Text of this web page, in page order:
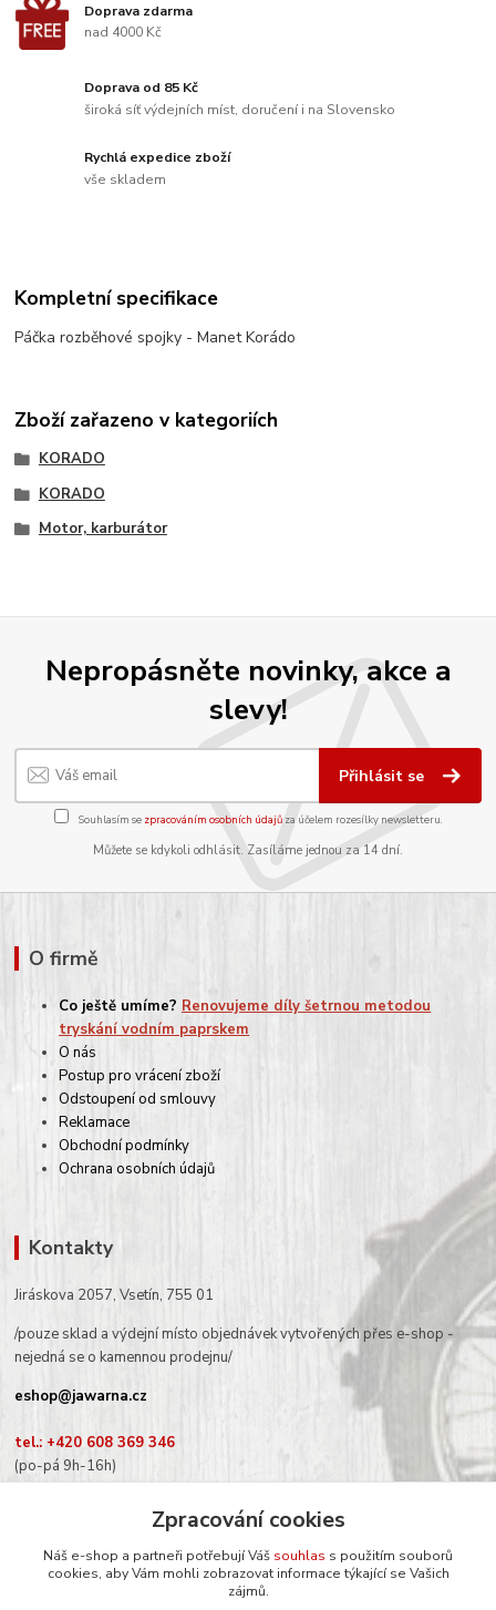
Doprava zdarma
nad 4000 Kč
Doprava od 85 Kč
široká síť výdejních míst, doručení i na Slovensko
Rychlá expedice zboží
vše skladem
Kompletní specifikace
Páčka rozběhové spojky - Manet Korádo
Zboží zařazeno v kategoriích
KORADO
KORADO
Motor, karburátor
Nepropásněte novinky, akce a
slevy!
Přihlásit se
Souhlasím se zpracováním osobních údajůza účelem rozesílky newsletteru.
Můžete se kdykoli odhlásit. Zasíláme jednou za 14 dní.
O firmě
Co ještě umíme? Renovujeme díly šetrnou metodou
tryskání vodním paprskem
O nás
Postup pro vrácení zboží
Odstoupení od smlouvy
Reklamace
Obchodní podmínky
Ochrana osobních údajů
Kontakty
Jiráskova 2057, Vsetín, 755 01
/pouze sklad a výdejní místo objednávek vytvořených přes e-shop -
nejedná se o kamennou prodejnu/
eshop@jawarna.cz
tel.: +420 608 369 346
(po-pá 9h-16h)
Sledujte nás na Facebooku
Zpracování cookies
Náš e-shop a partneři potřebují Váš souhlas s použitím souborů
cookies, aby Vám mohli zobrazovat informace týkající se Vašich
zájmů.